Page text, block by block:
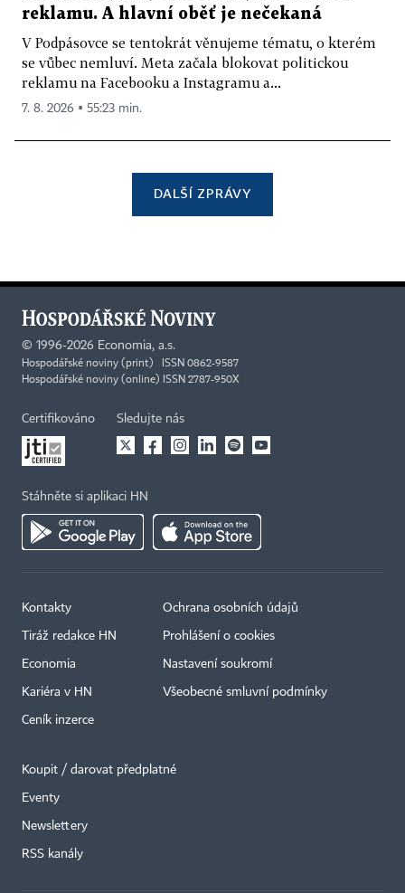
reklamu. A hlavní oběť je nečekaná
V Podpásovce se tentokrát věnujeme tématu, o kterém
se vůbec nemluví. Meta začala blokovat politickou
reklamu na Facebooku a Instagramu a...
7. 8. 2026 ▪ 55:23 min.
DALŠÍ ZPRÁVY
© 1996-2026 Economia, a.s.
Hospodářské noviny (print) ISSN 0862-9587
Hospodářské noviny (online) ISSN 2787-950X
Certifikováno Sledujte nás
Stáhněte si aplikaci HN
Kontakty
Tiráž redakce HN
Economia
Kariéra v HN
Ceník inzerce
Ochrana osobních údajů
Prohlášení o cookies
Nastavení soukromí
Všeobecné smluvní podmínky
Koupit / darovat předplatné
Eventy
Newslettery
RSS kanály